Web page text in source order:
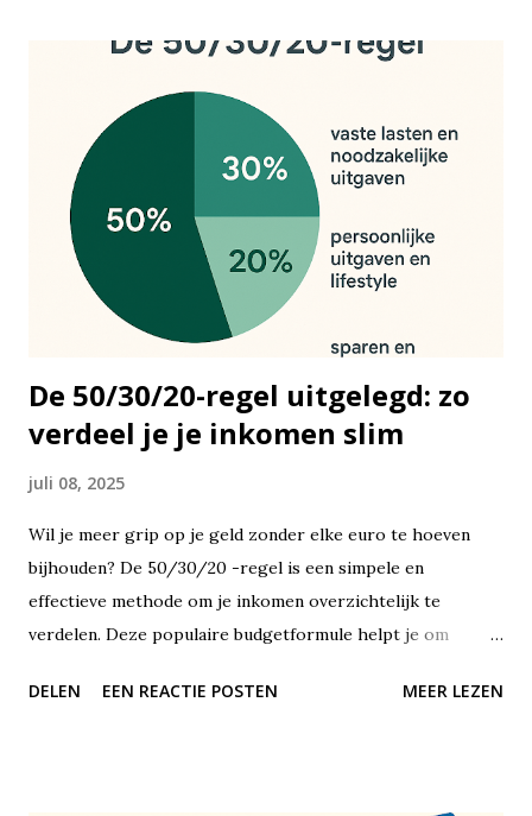
De 50/30/20-regel uitgelegd: zo
verdeel je je inkomen slim
juli 08, 2025
Wil je meer grip op je geld zonder elke euro te hoeven
bijhouden? De 50/30/20 -regel is een simpele en
effectieve methode om je inkomen overzichtelijk te
verdelen. Deze populaire budgetformule helpt je om
te ontzeggen of met ingewikkelde spreadsheets hoeft te
DELEN EEN REACTIE POSTEN MEER LEZEN